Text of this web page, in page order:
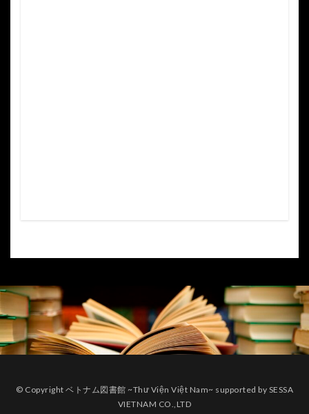
© Copyright ベトナム図書館 ~Thư Viện Việt Nam~ supported by SESSA
VIETNAM CO.,LTD